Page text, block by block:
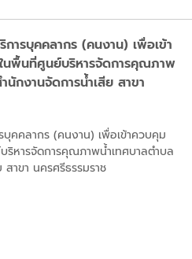
ารบุคคลากร (คนงาน) เพื่อเข้า
นพื้นที่ศูนย์บริหารจัดการคุณภาพ
กงานจัดการน้ำเสีย สาขา
บุคคลากร (คนงาน) เพื่อเข้าควบคุม
ริหารจัดการคุณภาพน้ำเทศบาลตำบล
าขา นครศรีธรรมราช